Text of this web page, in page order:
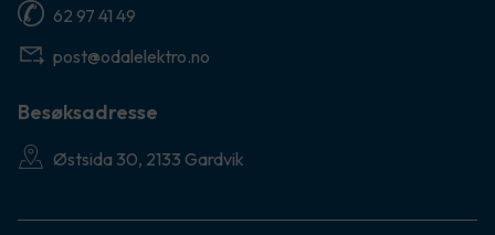
62 97 41 49
post@odalelektro.no
Besøksadresse
Østsida 30, 2133 Gardvik